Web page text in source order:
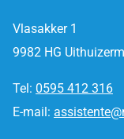
Vlasakker 1
9982 HG
Tel: 0595 412 316
E-mail: